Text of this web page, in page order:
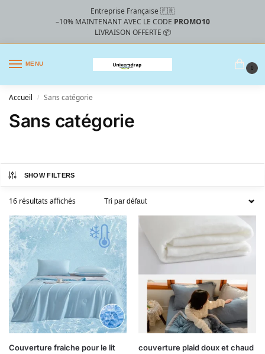
Entreprise Française 🇫🇷
–10% MAINTENANT AVEC LE CODE PROMO10
LIVRAISON OFFERTE 📦
MENU
0
Accueil / Sans catégorie
Sans catégorie
SHOW FILTERS
16 résultats affichés
Couverture fraiche pour le lit couverture plaid doux et chaud